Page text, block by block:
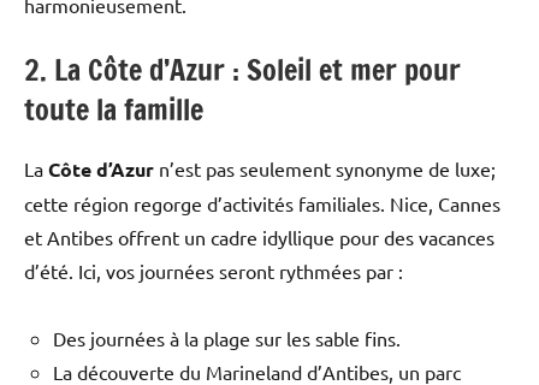
2. La Côte d’Azur : Soleil et mer pour
toute la famille
La Côte d’Azur n’est pas seulement synonyme de luxe;
cette région regorge d’activités familiales. Nice, Cannes
et Antibes offrent un cadre idyllique pour des vacances
d’été. Ici, vos journées seront rythmées par :
Des journées à la plage sur les sable fins.
La découverte du Marineland d’Antibes, un parc